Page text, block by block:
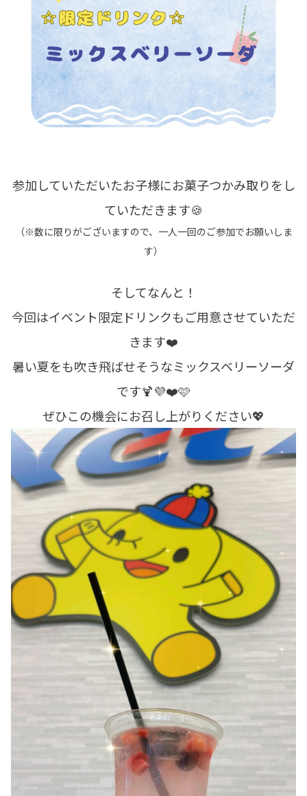
参加していただいたお子様にお菓子つかみ取りをし
ていただきます🍪
（※数に限りがございますので、一人一回のご参加でお願いしま
す）
そしてなんと！
今回はイベント限定ドリンクもご用意させていただ
きます❤️
暑い夏をも吹き飛ばせそうなミックスベリーソーダ
です🍹💜❤️🩷
ぜひこの機会にお召し上がりください💖